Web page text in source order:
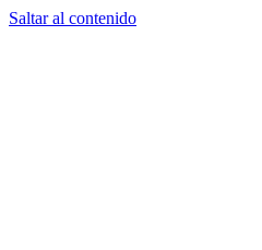
Saltar al contenido